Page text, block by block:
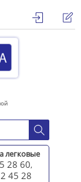
легковые
28 60,
45 28